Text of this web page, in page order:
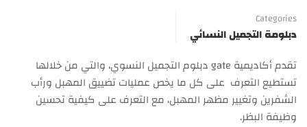
Categories
دبلومة التجميل النسائي
تقدم أكاديمية gate دبلوم التجميل النسوي، والتي من خلالها
تستطيع التعرف على كل ما يخص عمليات تضييق المهبل ورأب
الشفرين وتغيير مظهر المهبل، مع التعرف على كيفية تحسين
وظيفة البظر.